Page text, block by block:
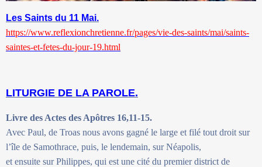
Les Saints du 11 Mai.
https://www.reflexionchretienne.fr/pages/vie-des-saints/mai/saints-
saintes-et-fetes-du-jour-19.html
LITURGIE DE LA PAROLE.
Livre des Actes des Apôtres 16,11-15.
Avec Paul, de Troas nous avons gagné le large et filé tout droit sur
l’île de Samothrace, puis, le lendemain, sur Néapolis,
et ensuite sur Philippes, qui est une cité du premier district de